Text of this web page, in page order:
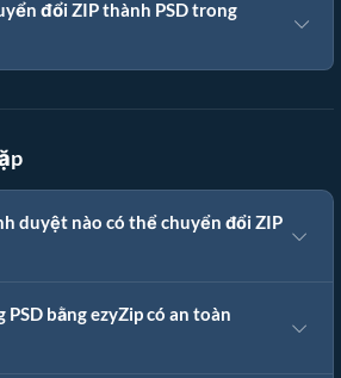
đổi ZIP thành PSD trong
duyệt nào có thể chuyển đổi ZIP
PSD bằng ezyZip có an toàn